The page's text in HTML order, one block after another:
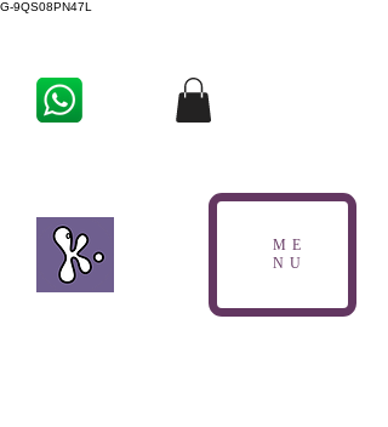
G-9QS08PN47L
ME
NU